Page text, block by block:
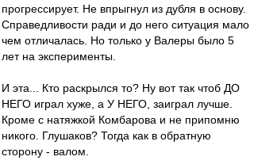
прогрессирует. Не впрыгнул из дубля в основу.
Справедливости ради и до него ситуация мало
чем отличалась. Но только у Валеры было 5
лет на эксперименты.
И эта... Кто раскрылся то? Ну вот так чтоб ДО
НЕГО играл хуже, а У НЕГО, заиграл лучше.
Кроме с натяжкой Комбарова и не припомню
никого. Глушаков? Тогда как в обратную
сторону - валом.